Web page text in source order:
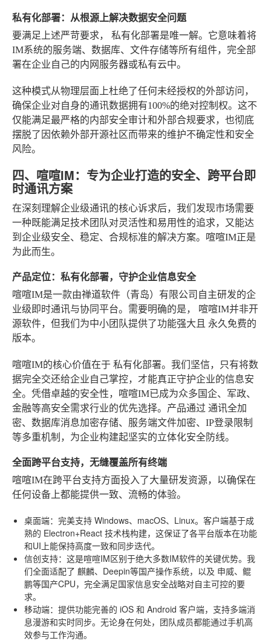
私有化部署：从根源上解决数据安全问题
要满足上述严苛要求， 私有化部署是唯一解。它意味着将
IM系统的服务端、数据库、文件存储等所有组件，完全部
署在企业自己的内网服务器或私有云中。
这种模式从物理层面上杜绝了任何未经授权的外部访问，
确保企业对自身的通讯数据拥有100%的绝对控制权。这不
仅能满足最严格的内部安全审计和外部合规要求，也彻底
摆脱了因依赖外部开源社区而带来的维护不确定性和安全
风险。
四、喧喧IM：专为企业打造的安全、跨平台即
时通讯方案
在深刻理解企业级通讯的核心诉求后，我们发现市场需要
一种既能满足技术团队对灵活性和易用性的追求，又能达
到企业级安全、稳定、合规标准的解决方案。喧喧IM正是
为此而生。
产品定位：私有化部署，守护企业信息安全
喧喧IM是一款由禅道软件（青岛）有限公司自主研发的企
业级即时通讯与协同平台。需要明确的是， 喧喧IM并非开
源软件，但我们为中小团队提供了功能强大且 永久免费的
版本。
喧喧IM的核心价值在于 私有化部署。我们坚信，只有将数
据完全交还给企业自己掌控，才能真正守护企业的信息安
全。凭借卓越的安全性，喧喧IM已成为众多国企、军政、
金融等高安全需求行业的优先选择。产品通过 通讯全加
密、数据库消息加密存储、服务端文件加密、IP登录限制
等多重机制，为企业构建起坚实的立体化安全防线。
全面跨平台支持，无缝覆盖所有终端
喧喧IM在跨平台支持方面投入了大量研发资源，以确保在
任何设备上都能提供一致、流畅的体验。
桌面端：完美支持 Windows、macOS、Linux。客户端基于成
熟的 Electron+React 技术栈构建，这保证了各平台版本在功能
和UI上能保持高度一致和同步迭代。
信创支持：这是喧喧IM区别于绝大多数IM软件的关键优势。我
们全面适配了 麒麟、Deepin等国产操作系统，以及 申威、鲲
鹏等国产CPU，完全满足国家信息安全战略对自主可控的要
求。
移动端：提供功能完善的 iOS 和 Android 客户端，支持多端消
息漫游和实时同步。无论身在何处，团队成员都能通过手机高
效参与工作沟通。